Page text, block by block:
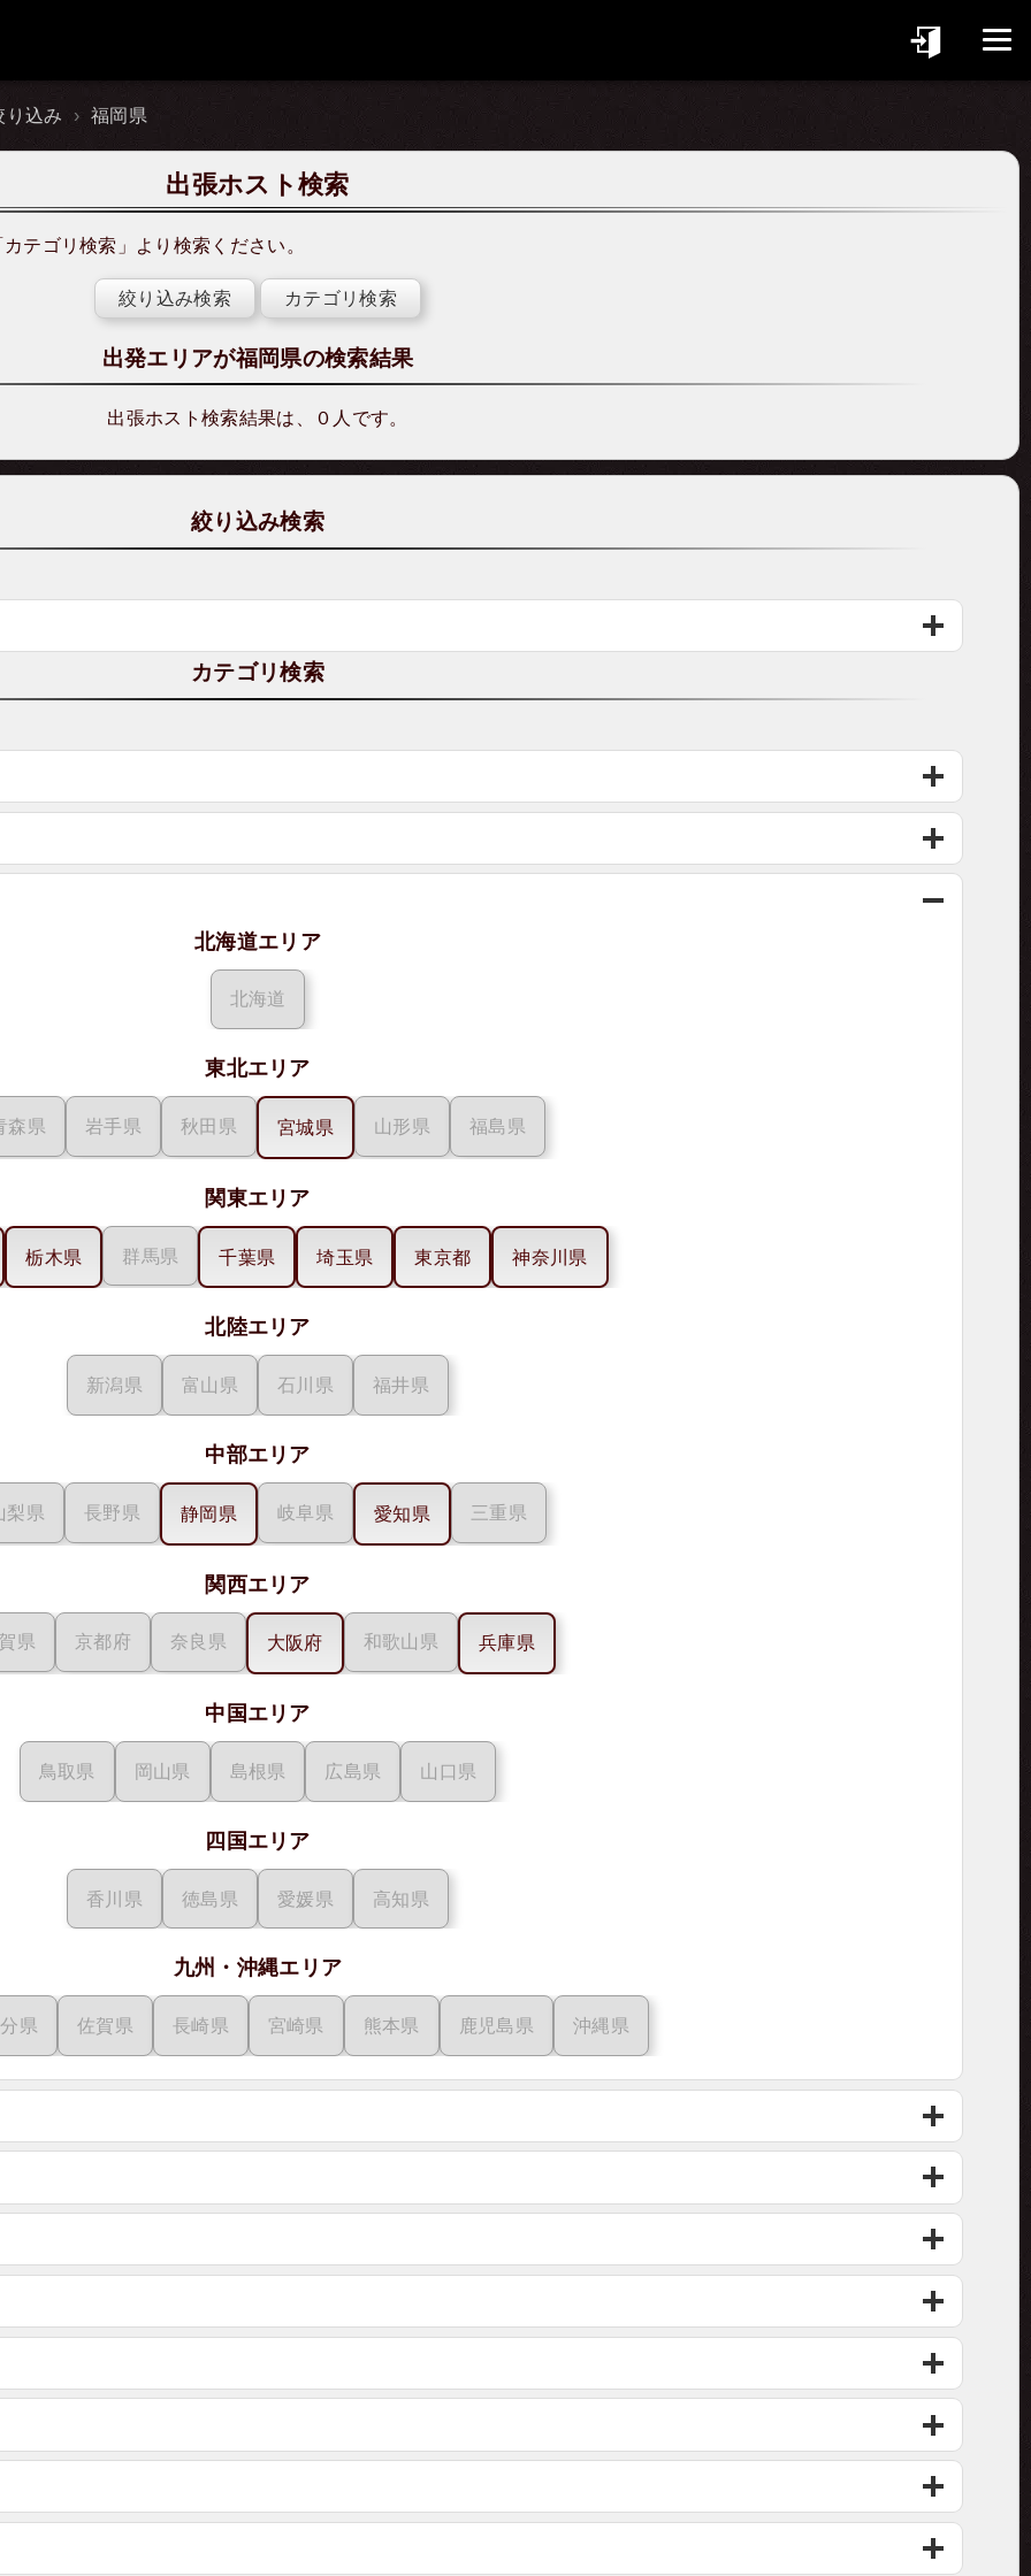
り込み 福岡県
出張ホスト検索
カテゴリ検索 」より検索ください。
絞り込み検索 カテゴリ検索
出発エリアが福岡県の検索結果
出張ホスト検索結果は、０人です。
絞り込み検索
カテゴリ検索
北海道エリア
北海道
東北エリア
森県 岩手県 秋田県 宮城県 山形県 福島県
関東エリア
栃木県 群馬県 千葉県 埼玉県 東京都 神奈川県
北陸エリア
新潟県 富山県 石川県 福井県
中部エリア
梨県 長野県 静岡県 岐阜県 愛知県 三重県
関西エリア
県 京都府 奈良県 大阪府 和歌山県 兵庫県
中国エリア
鳥取県 岡山県 島根県 広島県 山口県
四国エリア
香川県 徳島県 愛媛県 高知県
九州・沖縄エリア
県 佐賀県 長崎県 宮崎県 熊本県 鹿児島県 沖縄県